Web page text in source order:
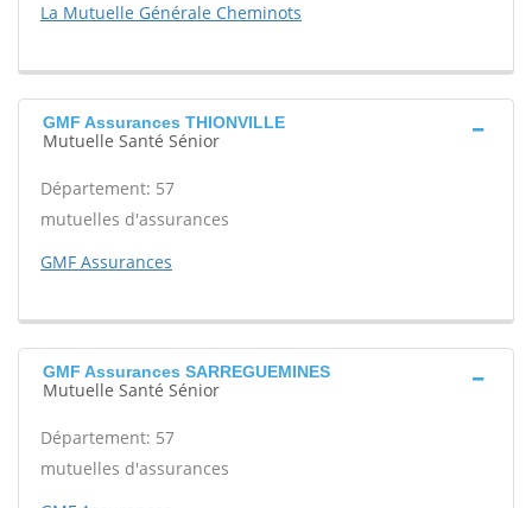
La Mutuelle Générale Cheminots
GMF Assurances THIONVILLE
Mutuelle Santé Sénior
Département: 57
mutuelles d'assurances
GMF Assurances
GMF Assurances SARREGUEMINES
Mutuelle Santé Sénior
Département: 57
mutuelles d'assurances